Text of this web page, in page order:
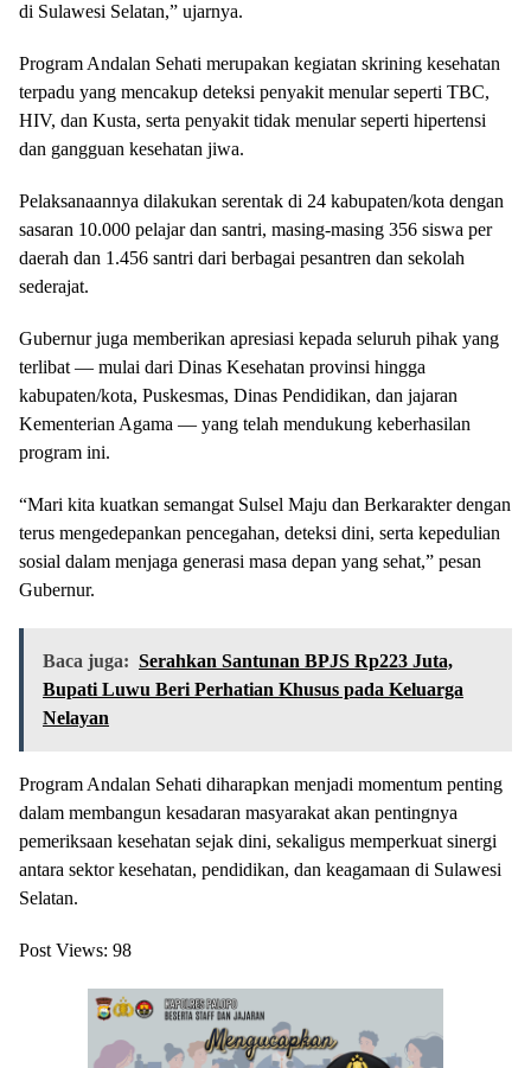
di Sulawesi Selatan,” ujarnya.
Program Andalan Sehati merupakan kegiatan skrining kesehatan
terpadu yang mencakup deteksi penyakit menular seperti TBC,
HIV, dan Kusta, serta penyakit tidak menular seperti hipertensi
dan gangguan kesehatan jiwa.
Pelaksanaannya dilakukan serentak di 24 kabupaten/kota dengan
sasaran 10.000 pelajar dan santri, masing-masing 356 siswa per
daerah dan 1.456 santri dari berbagai pesantren dan sekolah
sederajat.
Gubernur juga memberikan apresiasi kepada seluruh pihak yang
terlibat — mulai dari Dinas Kesehatan provinsi hingga
kabupaten/kota, Puskesmas, Dinas Pendidikan, dan jajaran
Kementerian Agama — yang telah mendukung keberhasilan
program ini.
“Mari kita kuatkan semangat Sulsel Maju dan Berkarakter dengan
terus mengedepankan pencegahan, deteksi dini, serta kepedulian
sosial dalam menjaga generasi masa depan yang sehat,” pesan
Gubernur.
Baca juga: Serahkan Santunan BPJS Rp223 Juta,
Bupati Luwu Beri Perhatian Khusus pada Keluarga
Nelayan
Program Andalan Sehati diharapkan menjadi momentum penting
dalam membangun kesadaran masyarakat akan pentingnya
pemeriksaan kesehatan sejak dini, sekaligus memperkuat sinergi
antara sektor kesehatan, pendidikan, dan keagamaan di Sulawesi
Selatan.
Post Views: 98